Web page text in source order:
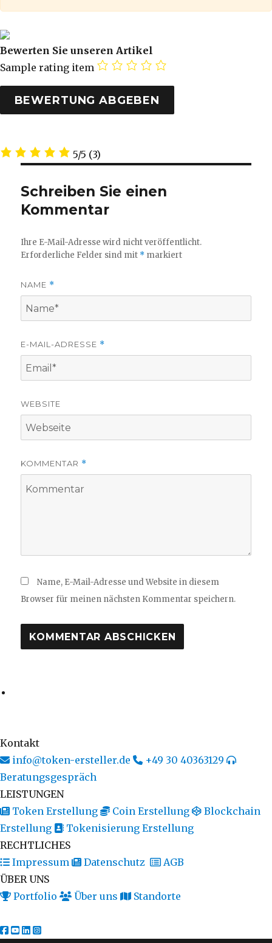
Bewerten Sie unseren Artikel
Sample rating item
5/5 (3)
Schreiben Sie einen
Kommentar
Ihre E-Mail-Adresse wird nicht veröffentlicht.
Erforderliche Felder sind mit * markiert
NAME *
E-MAIL-ADRESSE *
WEBSITE
KOMMENTAR *
Name, E-Mail-Adresse und Website in diesem
Browser für meinen nächsten Kommentar speichern.
Kontakt
info@token-ersteller.de
+49 30 40363129
Beratungsgespräch
LEISTUNGEN
Token Erstellung
Coin Erstellung
Blockchain
Erstellung
Tokenisierung Erstellung
RECHTLICHES
Impressum
Datenschutz
AGB
ÜBER UNS
Portfolio
Über uns Standorte